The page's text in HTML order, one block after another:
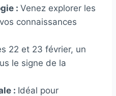
: Venez explorer les
connaissances
22 et 23 février, un
le signe de la
: Idéal pour